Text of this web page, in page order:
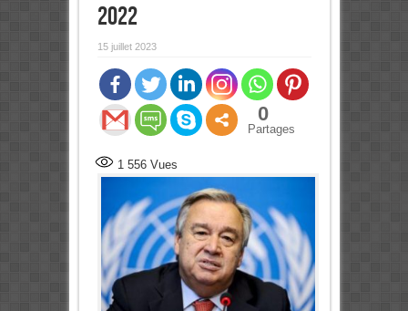
2022
15 juillet 2023
0
Partages
1 556Vues